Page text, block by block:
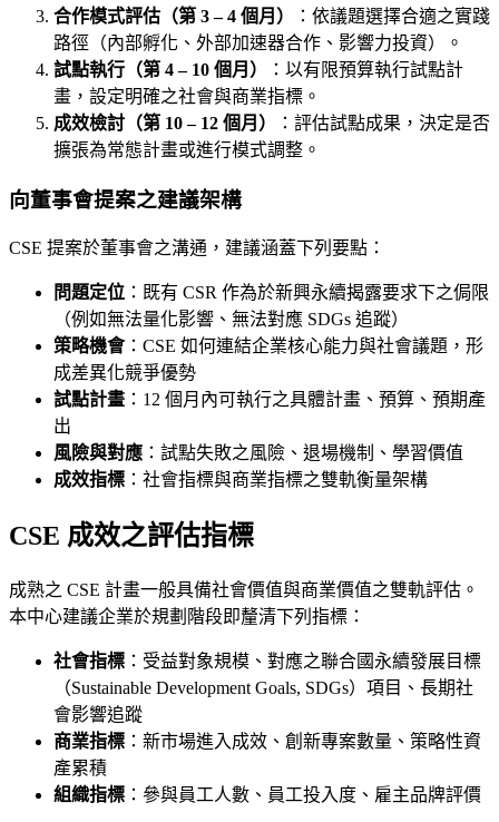
合作模式評估（第 3 – 4 個月）
：依議題選擇合適之實踐
路徑（內部孵化、外部加速器合作、影響力投資）。
試點執行（第 4 – 10 個月）
：以有限預算執行試點計
畫，設定明確之社會與商業指標。
成效檢討（第 10 – 12 個月）
：評估試點成果，決定是否
擴張為常態計畫或進行模式調整。
向董事會提案之建議架構
CSE 提案於董事會之溝通，建議涵蓋下列要點：
問題定位 ：既有 CSR 作為於新興永續揭露要求下之侷限
（例如無法量化影響、無法對應 SDGs 追蹤）
策略機會：CSE 如何連結企業核心能力與社會議題，形
成差異化競爭優勢
試點計畫 ：12 個月內可執行之具體計畫、預算、預期產
出
風險與對應 ：試點失敗之風險、退場機制、學習價值
成效指標 ：社會指標與商業指標之雙軌衡量架構
CSE 成效之評估指標
成熟之 CSE 計畫一般具備社會價值與商業價值之雙軌評估。
本中心建議企業於規劃階段即釐清下列指標：
社會指標 ：受益對象規模、對應之聯合國永續發展目標
（Sustainable Development Goals, SDGs）項目、長期社
會影響追蹤
商業指標 ：新市場進入成效、創新專案數量、策略性資
產累積
組織指標 ：參與員工人數、員工投入度、雇主品牌評價